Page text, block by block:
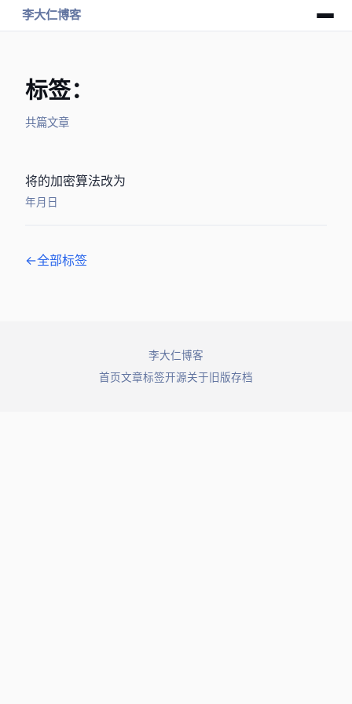
李大仁博客
标签：GFW
共 1 篇文章
将SS的加密算法改为chacha20
2016年8月15日
← 全部标签
© 2026 李大仁博客. All rights reserved.
首页文章标签开源关于 旧版存档